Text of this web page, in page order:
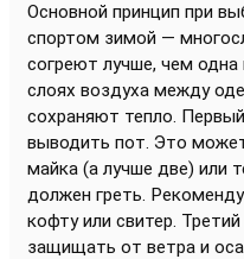
Основной принцип при
спортом зимой —
согреют лучше, чем одна
слоях воздуха между
сохраняют тепло.
выводить пот. Это
майка (а лучше две) или
должен греть.
кофту или свитер.
защищать от ветра и